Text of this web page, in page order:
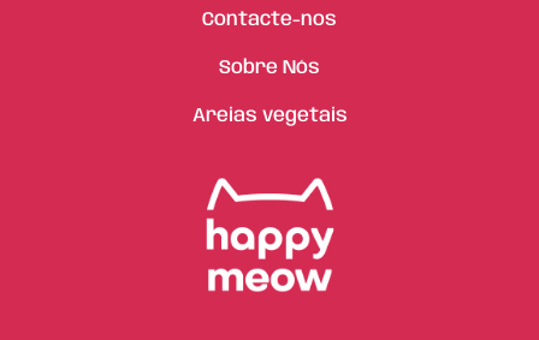
Contacte-nos
Sobre Nós
Areias vegetais